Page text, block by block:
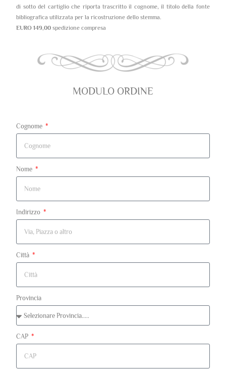
di sotto del cartiglio che riporta trascritto il cognome, il titolo della fonte
bibliografica utilizzata per la ricostruzione dello stemma.
EURO 149,00 spedizione compresa
MODULO ORDINE
Cognome
Nome
Indirizzo
Città
Provincia
CAP